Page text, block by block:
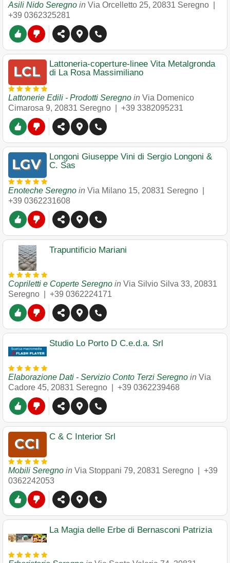
Asili Nido Seregno in Via Orcelletto 25, 20831 Seregno
+39 0362325281
Lattoneria-coperture-linee Vita Metalgronda
di La Rosa Massimiliano
Lattonerie Edili - Prodotti Seregno in Via Domenico
Cimarosa 9, 20831 Seregno +39 3382095231
Longoni Giuseppe Vini di Sergio Longoni &
C. Sas
Enoteche Seregno in Via Milano 15, 20831 Seregno
+39 0362231608
Trapuntificio Mariani
Copriletti e Coperte Seregno in Via Silvio Silva 33, 20831
Seregno
+39 0362224171
Studio Lo Porto D C.e.d.a. Srl
Elaborazione Dati - Servizio Conto Terzi Seregno in Via
Cadore 45, 20831 Seregno +39 0362239468
C & C Interior Srl
Mobili Seregno in Via Stoppani 79, 20831 Seregno
+39
0362242053
La Magia delle Erbe di Bernasconi Patrizia